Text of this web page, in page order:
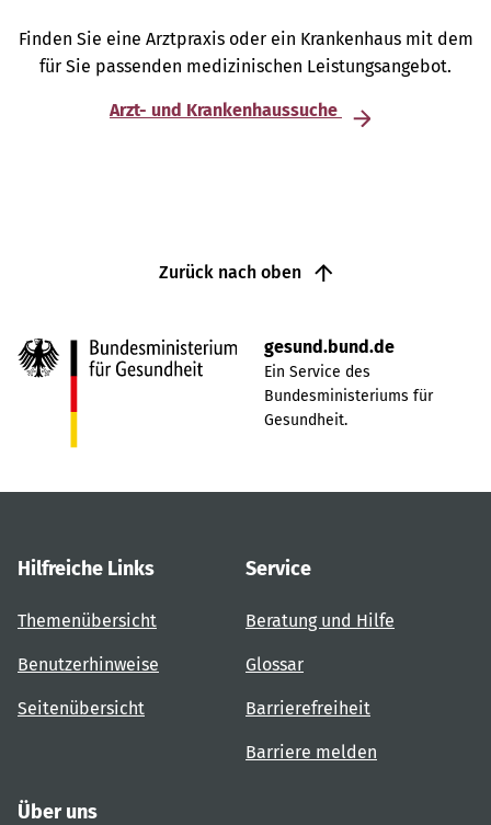
Finden Sie eine Arztpraxis oder ein Krankenhaus mit dem
für Sie passenden medizinischen Leistungsangebot.
Arzt- und Krankenhaussuche
Zurück nach oben
gesund.bund.de
Ein Service des
Bundesministeriums für
Gesundheit.
Hilfreiche Links
Themenübersicht
Benutzerhinweise
Seitenübersicht
Service
Beratung und Hilfe
Glossar
Barrierefreiheit
Barriere melden
Über uns